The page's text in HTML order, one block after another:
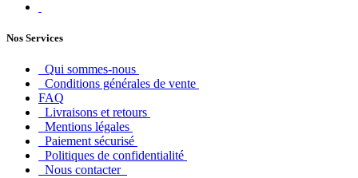
Nos Services
Qui sommes-nous
Conditions générales de vente
FAQ
Livraisons et retours
Mentions légales
Paiement sécurisé
Politiques de confidentialité
Nous contacter